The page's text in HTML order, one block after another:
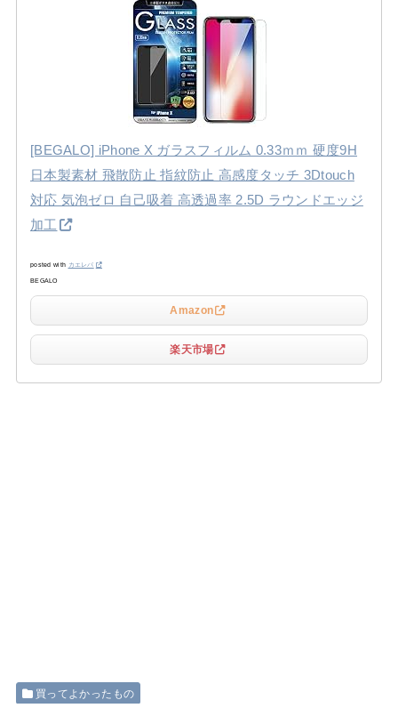
[BEGALO] iPhone X ガラスフィルム 0.33ｍｍ 硬度9H
日本製素材 飛散防止 指紋防止 高感度タッチ 3Dtouch
対応 気泡ゼロ 自己吸着 高透過率 2.5D ラウンドエッジ
加工
posted with カエレバ
BEGALO
Amazon
楽天市場
買ってよかったもの